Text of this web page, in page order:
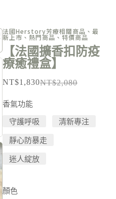
法國Herstory芳療相關商品 、 最
新上市 、 熱門商品、特價商品
【法國擴香扣防疫
療癒禮盒】
NT$2,080
NT$1,830
香氣功能
守護呼吸 清新專注
靜心防暴走
迷人綻放
顏色